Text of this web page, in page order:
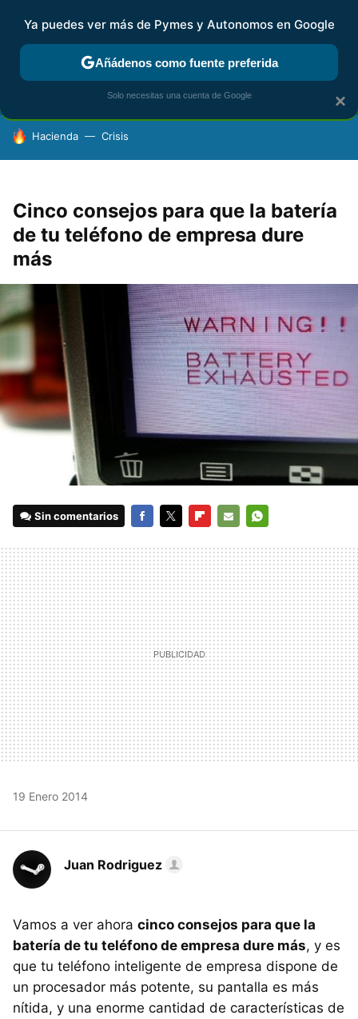
FISCALIDAD Y CONTABILIDAD KIT DIGITAL RENTA
HOY SE HABLA DE
Hacienda Crisis
Cinco consejos para que la batería
de tu teléfono de empresa dure
más
Sin comentarios
MAIL
19 Enero 2014
Juan Rodriguez
Vamos a ver ahora cinco consejos para que la
batería de tu teléfono de empresa dure más, y es
que tu teléfono inteligente de empresa dispone de
un procesador más potente, su pantalla es más
nítida, y una enorme cantidad de características de
×
Ya puedes ver más de Pymes y Autonomos en Google
Añádenos como fuente preferida
Solo necesitas una cuenta de Google